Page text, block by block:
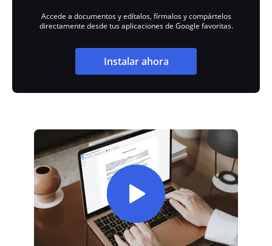
Accede a documentos y edítalos, fírmalos y compártelos
directamente desde tus aplicaciones de Google favoritas.
Instalar ahora